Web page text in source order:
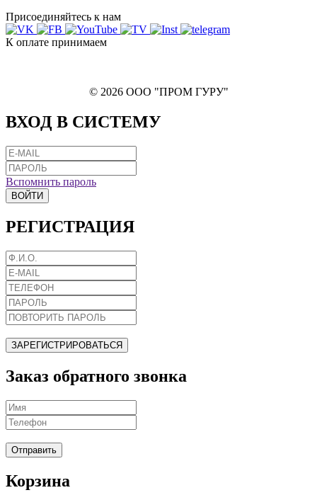
Присоединяйтесь к нам
К оплате принимаем
© 2026 ООО "ПРОМ ГУРУ"
ВХОД В СИСТЕМУ
Вспомнить пароль
ВОЙТИ
РЕГИСТРАЦИЯ
ЗАРЕГИСТРИРОВАТЬСЯ
Заказ обратного звонка
Отправить
Корзина